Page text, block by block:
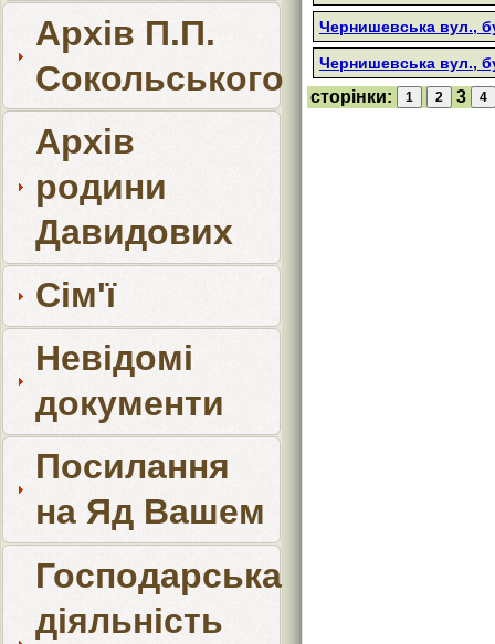
Архів П.П.
Сокольського
Архів
родини
Давидових
Сім'ї
Невідомі
документи
Посилання
на Яд Вашем
Господарська
діяльність
Чернишевська вул.,
Чернишевська вул.,
сторінки: 3